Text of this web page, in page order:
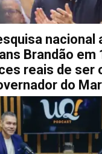
nacional
Brandão em
reais de ser
do